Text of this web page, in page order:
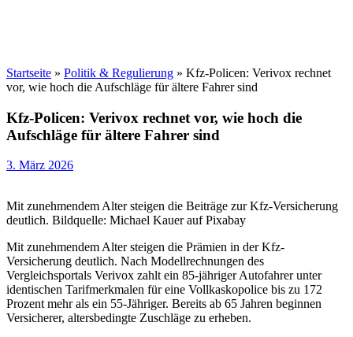
Startseite » Politik & Regulierung » Kfz-Policen: Verivox rechnet
vor, wie hoch die Aufschläge für ältere Fahrer sind
Kfz-Policen: Verivox rechnet vor, wie hoch die
Aufschläge für ältere Fahrer sind
3. März 2026
Mit zunehmendem Alter steigen die Beiträge zur Kfz-Versicherung
deutlich. Bildquelle: Michael Kauer auf Pixabay
Mit zunehmendem Alter steigen die Prämien in der Kfz-
Versicherung deutlich. Nach Modellrechnungen des
Vergleichsportals Verivox zahlt ein 85-jähriger Autofahrer unter
identischen Tarifmerkmalen für eine Vollkaskopolice bis zu 172
Prozent mehr als ein 55-Jähriger. Bereits ab 65 Jahren beginnen
Versicherer, altersbedingte Zuschläge zu erheben.